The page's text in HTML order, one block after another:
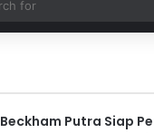
Beckham Putra Siap